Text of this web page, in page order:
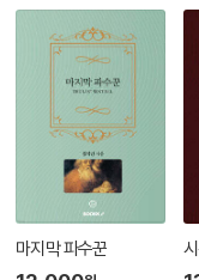
마지막 파수꾼